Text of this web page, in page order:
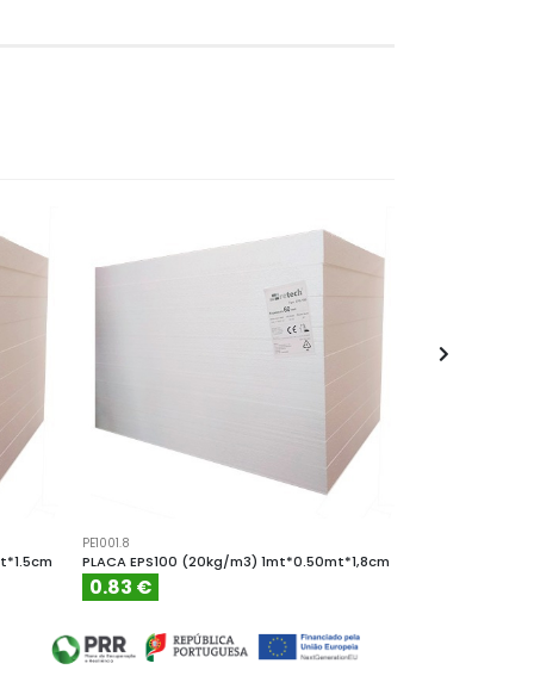
PE1001.8
PLACA EPS100 (20kg/m3) 1mt*0.50mt*1,8cm
0.83 €